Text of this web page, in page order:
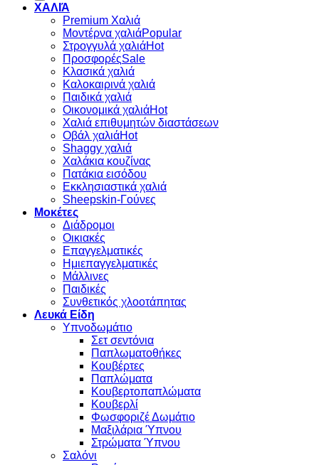
ΧΑΛΙΆ
Premium Χαλιά
Μοντέρνα χαλιά
Στρογγυλά χαλιά
Προσφορές
Κλασικά χαλιά
Καλοκαιρινά χαλιά
Παιδικά χαλιά
Οικονομικά χαλιά
Χαλιά επιθυμητών διαστάσεων
Οβάλ χαλιά
Shaggy χαλιά
Χαλάκια κουζίνας
Πατάκια εισόδου
Εκκλησιαστικά χαλιά
Sheepskin-Γούνες
Μοκέτες
Διάδρομοι
Οικιακές
Επαγγελματικές
Ημιεπαγγελματικές
Μάλλινες
Παιδικές
Συνθετικός χλοοτάπητας
Λευκά Είδη
Υπνοδωμάτιο
Σετ σεντόνια
Παπλωματοθήκες
Κουβέρτες
Παπλώματα
Κουβερτοπαπλώματα
Κουβερλί
Φωσφοριζέ Δωμάτιο
Μαξιλάρια Ύπνου
Στρώματα Ύπνου
Σαλόνι